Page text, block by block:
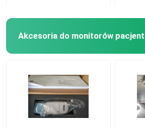
Akcesoria do monitorów